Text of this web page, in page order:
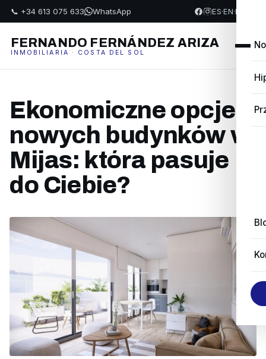
📞 +34 613 075 633 WhatsApp ES·EN·FR
FERNANDO FERNÁNDEZ ARIZA
INMOBILIARIA · COSTA DEL SOL
Ekonomiczne opcje
nowych budynków w
Mijas: która pasuje
do Ciebie?